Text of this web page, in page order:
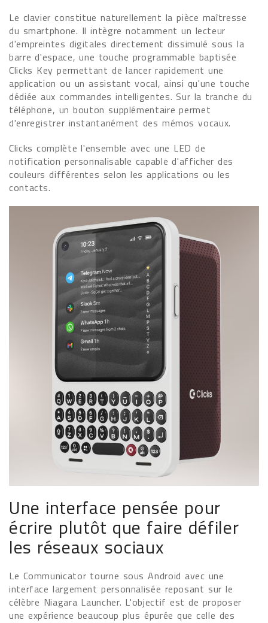
Le clavier constitue naturellement la pièce maîtresse
du smartphone. Il intègre notamment un lecteur
d'empreintes digitales directement dissimulé sous la
barre d'espace, une touche programmable baptisée
Clicks Key permettant de lancer rapidement une
application ou un assistant vocal, ainsi qu'une touche
dédiée aux commandes intelligentes. Sur la tranche du
téléphone, un bouton supplémentaire permet
d'enregistrer instantanément des mémos vocaux.
Clicks complète l'ensemble avec une LED de
notification personnalisable capable d'afficher des
couleurs différentes selon les applications ou les
contacts.
Une interface pensée pour
écrire plutôt que faire défiler
les réseaux sociaux
Le Communicator tourne sous Android avec une
interface largement personnalisée reposant sur le
célèbre Niagara Launcher. L'objectif est de proposer
une expérience beaucoup plus épurée que celle des